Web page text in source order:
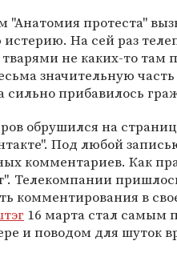
протеста"
На сей раз
не каких-то там
значительную
прибавилось
обрушился на
Под любой
комментариев. Как
Телекомпании
комментирования в
16 марта стал самым
и поводом для шуток